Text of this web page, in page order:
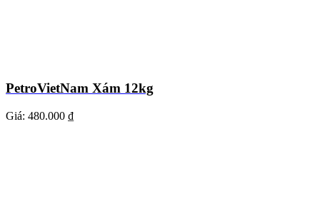
PetroVietNam Xám 12kg
Giá: 480.000 ₫